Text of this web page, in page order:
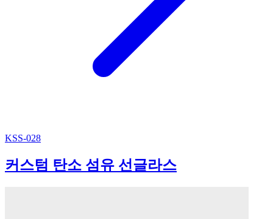
KSS-028
커스텀 탄소 섬유 선글라스